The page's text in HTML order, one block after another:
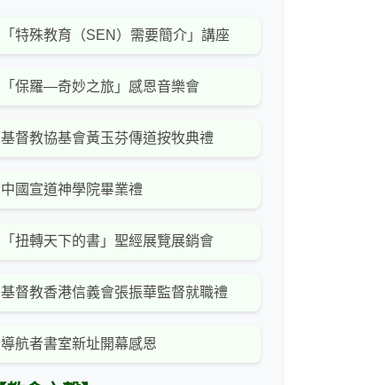
「特殊教育（SEN）需要簡介」講座
「保羅—奇妙之旅」感恩音樂會
基督教協基會黃玉芬傳道按牧典禮
中國宣道神學院畢業禮
「扭轉天下的書」聖經展覽展銷會
基督教香港信義會張振華監督就職禮
導航者書室新址開幕感恩